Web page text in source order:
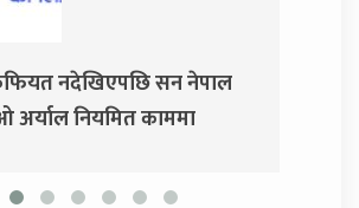
जय नेपाल पार्टी खोल्दै धवल शम्शेर र दुर्गा
प्रसाईं, साउन २८ गते निर्वाचन आयोग जाने